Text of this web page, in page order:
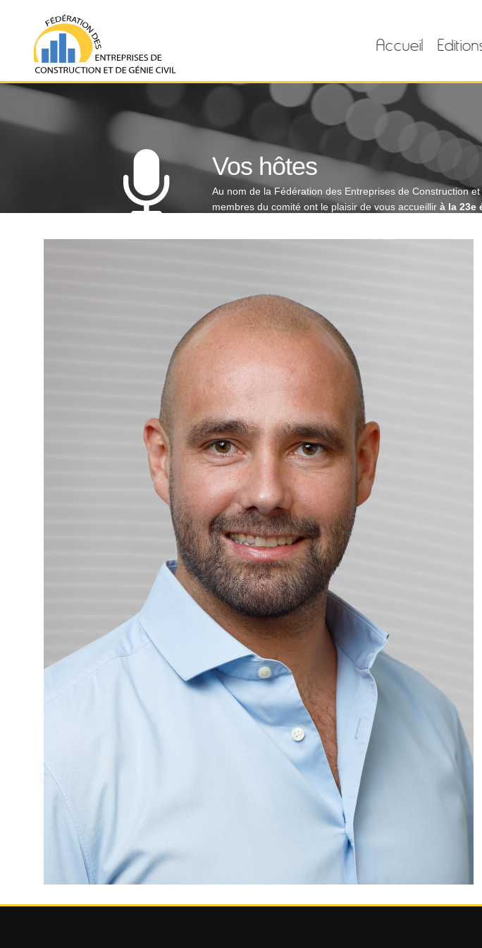
Accueil
Vos hôtes
Au nom de la Fédération des Entreprises de Construction
membres du comité ont le plaisir de vous accueillirà la 23e